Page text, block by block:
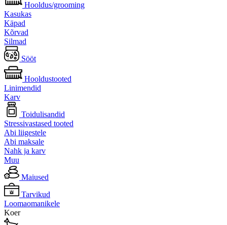
Hooldus/grooming
Kasukas
Käpad
Kõrvad
Silmad
Sööt
Hooldustooted
Linimendid
Karv
Toidulisandid
Stressivastased tooted
Abi liigestele
Abi maksale
Nahk ja karv
Muu
Maiused
Tarvikud
Loomaomanikele
Koer